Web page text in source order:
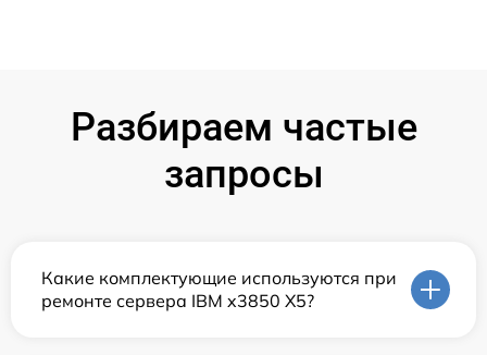
Разбираем частые
запросы
Какие комплектующие используются при
ремонте сервера IBM x3850 X5?